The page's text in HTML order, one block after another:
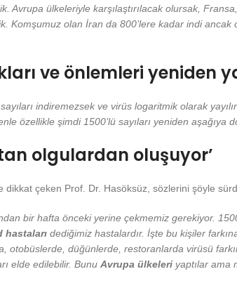
Avrupa ülkeleriyle karşılaştırılacak olursak,
Komşumuz olan İran da 800’lere kadar indi
ve önlemleri yeniden
indiremezsek ve virüs logaritmik olarak
özellikle şimdi 1500’lü sayıları yeniden
olgulardan oluşuyor’
dikkat çeken Prof. Dr. Hasöksüz, sözlerini şöyle
bir hafta önceki yerine çekmemiz gerekiyor.
hastaları dediğimiz hastalardır. İşte bu kişiler
düğünlerde, restoranlarda virüsü
elde edilebilir. Bunu Avrupa ülkeleri yaptılar ama